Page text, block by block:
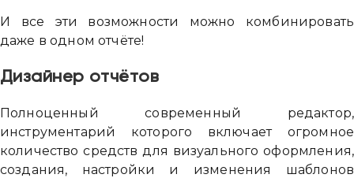
И все эти возможности можно комбинировать
даже в одном отчёте!
Дизайнер отчётов
Полноценный современный редактор,
инструментарий которого включает огромное
количество средств для визуального оформления,
создания, настройки и изменения шаблонов